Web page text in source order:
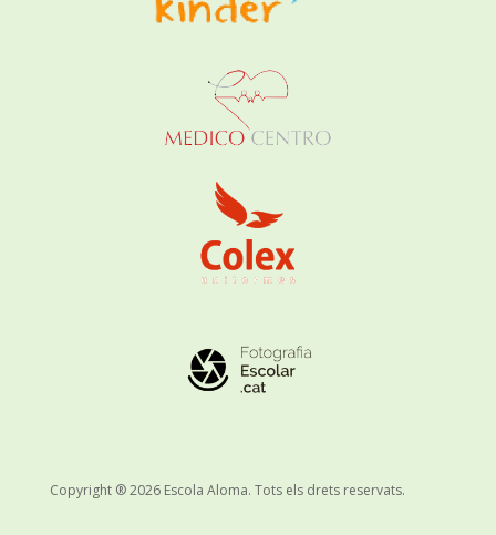
Copyright ® 2026 Escola Aloma. Tots els drets reservats.